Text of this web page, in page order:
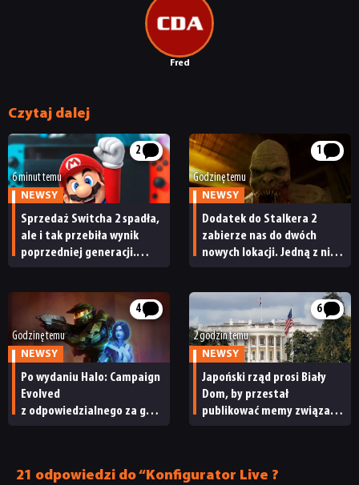
Fred
Czytaj dalej
2
6 minut temu
NEWSY
Sprzedaż Switcha 2 spadła,
ale i tak przebiła wynik
poprzedniej generacji.
1
Godzinę temu
NEWSY
Dodatek do Stalkera 2
zabierze nas do dwóch
nowych lokacji. Jedną z nich
4
Godzinę temu
NEWSY
Po wydaniu Halo: Campaign
Evolved
z odpowiedzialnego za grę
6
2 godzin temu
NEWSY
Japoński rząd prosi Biały
Dom, by przestał
publikować memy związane
21 odpowiedzi do “Konfigurator Live ?